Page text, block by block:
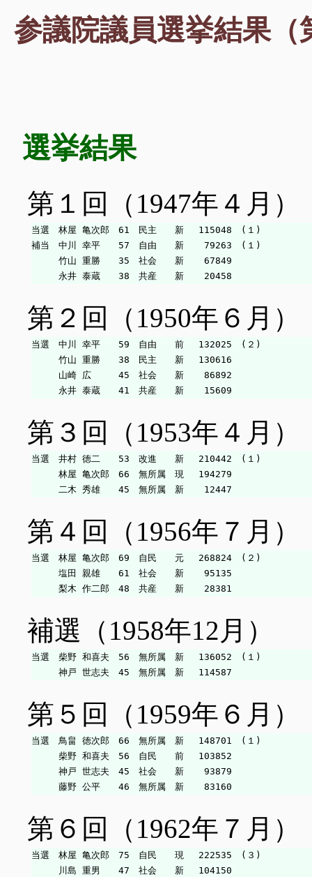
参議院議員選挙結果
選挙結果
第１回（1947年４月）
当選　林屋 亀次郎　61　民主　　新　 115048　(１)
補当　中川 幸平　　57　自由　　新　  79263　(１)
竹山 重勝　　35　社会　　新　  67849
第２回（1950年６月）
当選　中川 幸平　　59　自由　　前　 132025　(２)
竹山 重勝　　38　民主　　新　 130616
山崎 広　　　45　社会　　新　  86892
第３回（1953年４月）
当選　井村 徳二　　53　改進　　新　 210442　(１)
林屋 亀次郎　66　無所属　現　 194279
第４回（1956年７月）
当選　林屋 亀次郎　69　自民　　元　 268824　(２)
塩田 親雄　　61　社会　　新　  95135
補選（1958年12月）
当選　柴野 和喜夫　56　無所属　新　 136052　(１)
第５回（1959年６月）
当選　鳥畠 徳次郎　66　無所属　新　 148701　(１)
柴野 和喜夫　56　自民　　前　 103852
神戸 世志夫　45　社会　　新　  93879
第６回（1962年７月）
当選　林屋 亀次郎　75　自民　　現　 222535　(３)
川島 重男　　47　社会　　新　 104150